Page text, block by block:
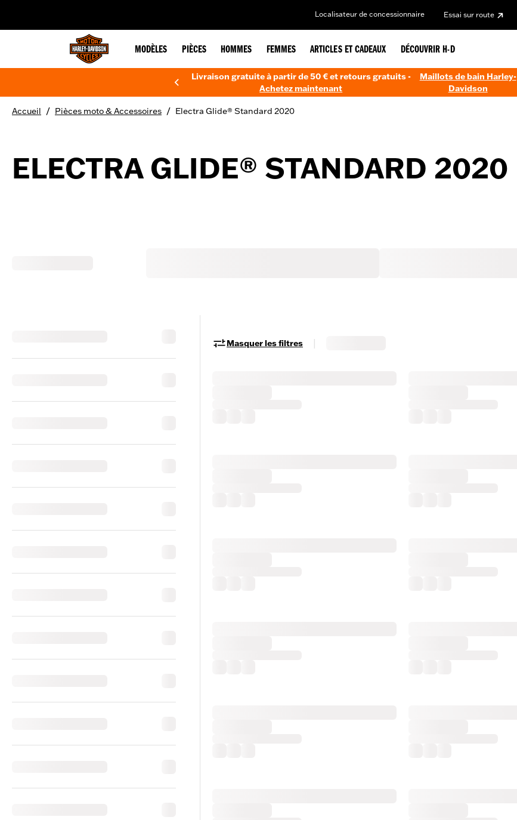
Localisateur de concessionnaire Essai sur route
MODÈLES PIÈCES HOMMES FEMMES ARTICLES ET CADEAUX DÉCOUVRIR H-D
Livraison gratuite à partir de 50 € et retours gratuits -
Achetez maintenant
Maillots de bain Harley-
Davidson
Accueil / Pièces moto & Accessoires / Electra Glide® Standard 2020
ELECTRA GLIDE® STANDARD 2020
Masquer les filtres